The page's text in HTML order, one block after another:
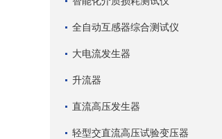
全自动互感器综合测试仪
大电流发生器
升流器
直流高压发生器
轻型交直流高压试验变压器